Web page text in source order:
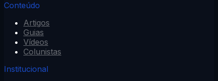
Conteúdo
Artigos
Guias
Vídeos
Colunistas
Institucional